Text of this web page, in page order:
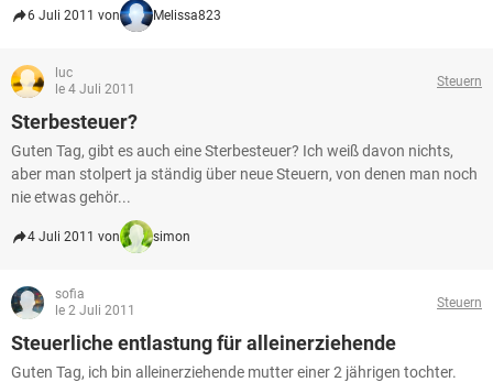
6 Juli 2011 von Melissa823
luc
le 4 Juli 2011
Steuern
Sterbesteuer?
Guten Tag, gibt es auch eine Sterbesteuer? Ich weiß davon nichts,
aber man stolpert ja ständig über neue Steuern, von denen man noch
nie etwas gehör...
4 Juli 2011 von simon
sofia
le 2 Juli 2011
Steuern
Steuerliche entlastung für alleinerziehende
Guten Tag, ich bin alleinerziehende mutter einer 2 jährigen tochter.